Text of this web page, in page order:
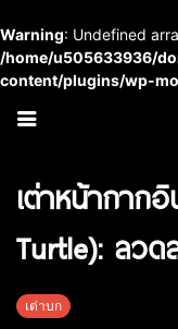
Warning: Undefined
/home/u505633936/
content/plugins/wp-
เต่าหน้ากาก
Turtle): ลวด
เต่าบก